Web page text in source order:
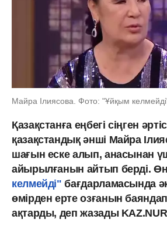
Майра Ілиясова. Фото: "Ұйқым
Қазақстанға еңбегі сіңген
қазақстандық әнші Майра
шағын еске алып, анасынан
айырылғанын айтып берді.
келмейді"бағдарламасында
өмірден ерте озғанын
ақтарды, деп жазады